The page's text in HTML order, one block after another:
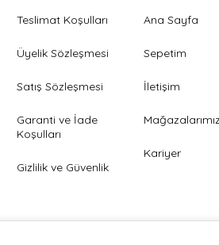
Teslimat Koşulları
Üyelik Sözleşmesi
Satış Sözleşmesi
Garanti ve İade
Koşulları
Gizlilik ve Güvenlik
Ana Sayfa
Sepetim
İletişim
Mağazalarımız
Kariyer